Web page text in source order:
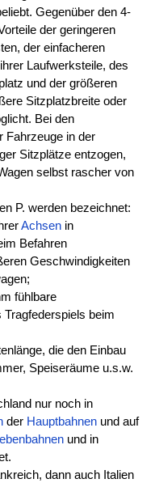
Gegenüber den 4-
der geringeren
der einfacheren
Laufwerksteile, des
und der größeren
Sitzplatzbreite oder
Bei den
Fahrzeuge in der
Sitzplätze entzogen,
selbst rascher von
P. werden bezeichnet:
Achsenin
Befahren
Geschwindigkeiten
fühlbare
Tragfederspiels beim
die den Einbau
Speiseräume u.s.w.
nur noch in
der Hauptbahnenund auf
und in
dann auch Italien